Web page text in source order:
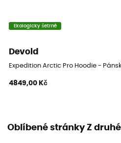
Ekologicky šetrné
Devold
Expedition Arctic Pro Hoodie -
4849,00 Kč
Oblíbené stránky Z